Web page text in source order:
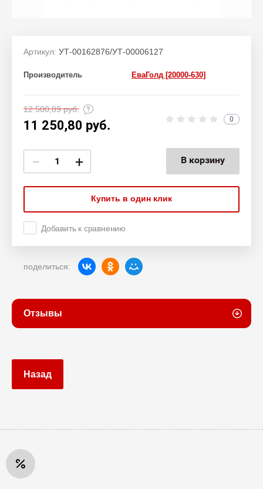
Артикул: УТ-00162876/УТ-00006127
Производитель ЕваГолд [20000-630]
12 500,89руб.
11 250,80 руб. 0
− + В корзину
Купить в один клик
Добавить к сравнению
поделиться:
Отзывы
Назад